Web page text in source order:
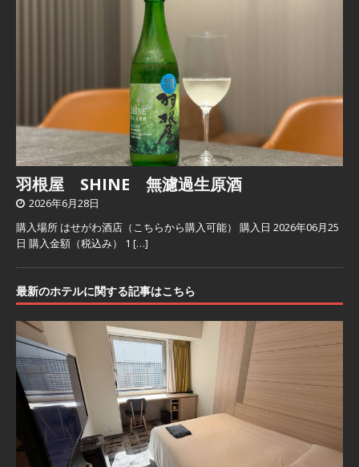
羽根屋 SHINE 無濾過生原酒
2026年6月28日
購入場所 はせがわ酒店（こちらから購入可能） 購入日 2026年06月25
日 購入金額（税込み） 1 […]
最新のホテルに関する記事はこちら